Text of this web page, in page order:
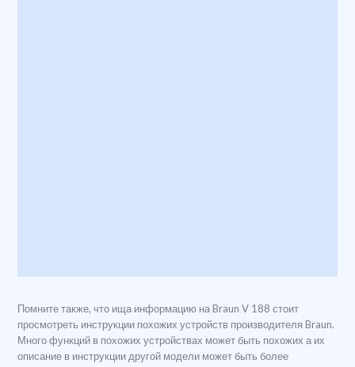
Помните также, что ища информацию на Braun V 188 стоит
просмотреть инструкции похожих устройств производителя Braun.
Много функций в похожих устройствах может быть похожих а их
описание в инструкции другой модели может быть более